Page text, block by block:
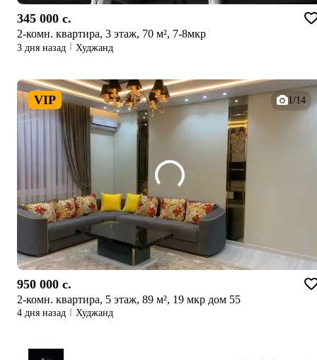
345 000 c.
2-комн. квартира, 3 этаж, 70 м², 7-8мкр
3 дня назад Худжанд
VIP 1/14
950 000 c.
2-комн. квартира, 5 этаж, 89 м², 19 мкр дом 55
4 дня назад Худжанд